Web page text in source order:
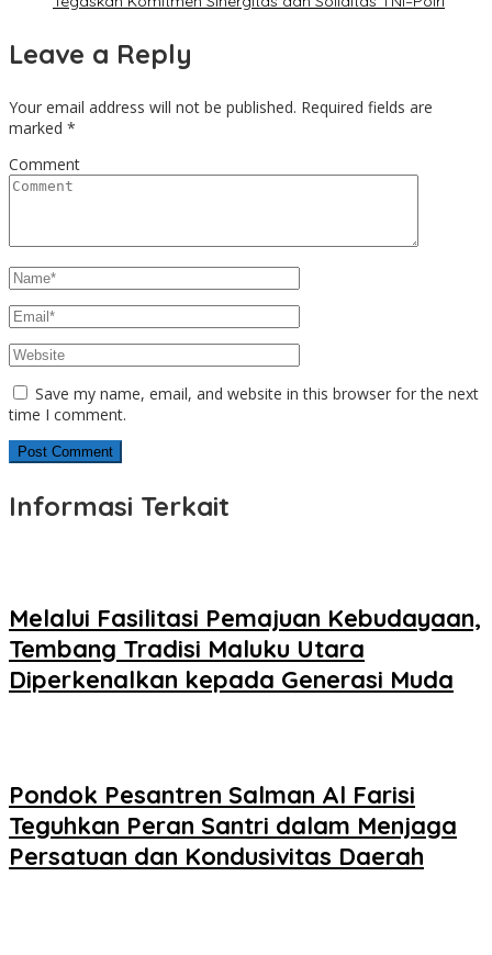
Leave a Reply
Your email address will not be published. Required fields are
marked *
Comment
Save my name, email, and website in this browser for the next
time I comment.
Informasi Terkait
Melalui Fasilitasi Pemajuan Kebudayaan,
Tembang Tradisi Maluku Utara
Diperkenalkan kepada Generasi Muda
Pondok Pesantren Salman Al Farisi
Teguhkan Peran Santri dalam Menjaga
Persatuan dan Kondusivitas Daerah